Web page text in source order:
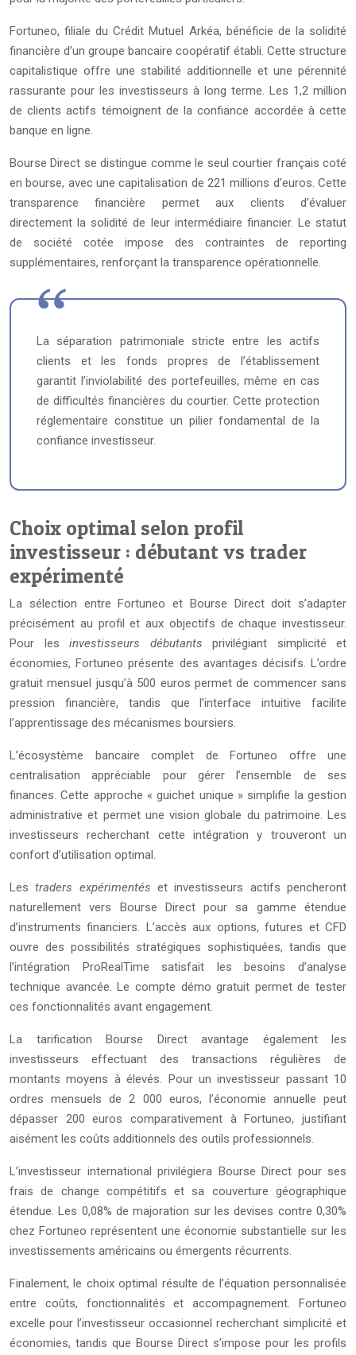
Fortuneo, filiale du Crédit Mutuel Arkéa, bénéficie de la solidité
financière d’un groupe bancaire coopératif établi. Cette structure
capitalistique offre une stabilité additionnelle et une pérennité
rassurante pour les investisseurs à long terme. Les 1,2 million
de clients actifs témoignent de la confiance accordée à cette
banque en ligne.
Bourse Direct se distingue comme le seul courtier français coté
en bourse, avec une capitalisation de 221 millions d’euros. Cette
transparence financière permet aux clients d’évaluer
directement la solidité de leur intermédiaire financier. Le statut
de société cotée impose des contraintes de reporting
supplémentaires, renforçant la transparence opérationnelle.
La séparation patrimoniale stricte entre les actifs
clients et les fonds propres de l’établissement
garantit l’inviolabilité des portefeuilles, même en cas
de difficultés financières du courtier. Cette protection
réglementaire constitue un pilier fondamental de la
confiance investisseur.
Choix optimal selon profil
investisseur : débutant vs trader
expérimenté
La sélection entre Fortuneo et Bourse Direct doit s’adapter
précisément au profil et aux objectifs de chaque investisseur.
Pour les investisseurs débutants privilégiant simplicité et
économies, Fortuneo présente des avantages décisifs. L’ordre
gratuit mensuel jusqu’à 500 euros permet de commencer sans
pression financière, tandis que l’interface intuitive facilite
l’apprentissage des mécanismes boursiers.
L’écosystème bancaire complet de Fortuneo offre une
centralisation appréciable pour gérer l’ensemble de ses
finances. Cette approche « guichet unique » simplifie la gestion
administrative et permet une vision globale du patrimoine. Les
investisseurs recherchant cette intégration y trouveront un
confort d’utilisation optimal.
Lestraders expérimentés et investisseurs actifs pencheront
naturellement vers Bourse Direct pour sa gamme étendue
d’instruments financiers. L’accès aux options, futures et CFD
ouvre des possibilités stratégiques sophistiquées, tandis que
l’intégration ProRealTime satisfait les besoins d’analyse
technique avancée. Le compte démo gratuit permet de tester
ces fonctionnalités avant engagement.
La tarification Bourse Direct avantage également les
investisseurs effectuant des transactions régulières de
montants moyens à élevés. Pour un investisseur passant 10
ordres mensuels de 2 000 euros, l’économie annuelle peut
dépasser 200 euros comparativement à Fortuneo, justifiant
aisément les coûts additionnels des outils professionnels.
L’investisseur international privilégiera Bourse Direct pour ses
frais de change compétitifs et sa couverture géographique
étendue. Les 0,08% de majoration sur les devises contre 0,30%
chez Fortuneo représentent une économie substantielle sur les
investissements américains ou émergents récurrents.
Finalement, le choix optimal résulte de l’équation personnalisée
entre coûts, fonctionnalités et accompagnement. Fortuneo
excelle pour l’investisseur occasionnel recherchant simplicité et
économies, tandis que Bourse Direct s’impose pour les profils